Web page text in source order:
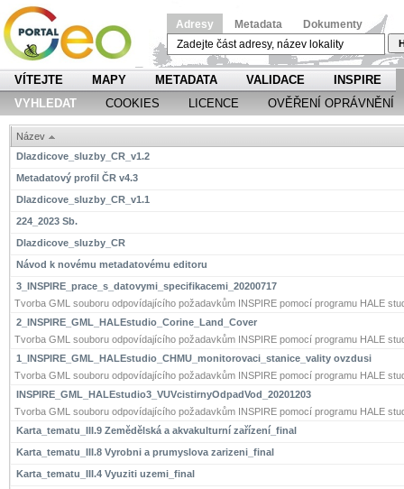
Adresy Metadata Dokumenty
VÍTEJTE MAPY METADATA VALIDACE
INSPIRE
VYHLEDAT
COOKIES LICENCE OVĚŘENÍ OPRÁVNĚNÍ
Název
Dlazdicove_sluzby_CR_v1.2
Metadatový profil ČR v4.3
Dlazdicove_sluzby_CR_v1.1
224_2023 Sb.
Dlazdicove_sluzby_CR
Návod k novému metadatovému editoru
3_INSPIRE_prace_s_datovymi_specifikacemi_20200717
Tvorba GML souboru odpovídajícího požadavkům INSPIRE pomocí programu HALE
2_INSPIRE_GML_HALEstudio_Corine_Land_Cover
Tvorba GML souboru odpovídajícího požadavkům INSPIRE pomocí programu HALE
1_INSPIRE_GML_HALEstudio_CHMU_monitorovaci_stanice_vality ovzdusi
Tvorba GML souboru odpovídajícího požadavkům INSPIRE pomocí programu HALE
INSPIRE_GML_HALEstudio3_VUVcistirnyOdpadVod_20201203
Tvorba GML souboru odpovídajícího požadavkům INSPIRE pomocí programu HALE
Karta_tematu_III.9 Zemědělská a akvakulturní zařízení_final
Karta_tematu_III.8 Vyrobni a prumyslova zarizeni_final
Karta_tematu_III.4 Vyuziti uzemi_final